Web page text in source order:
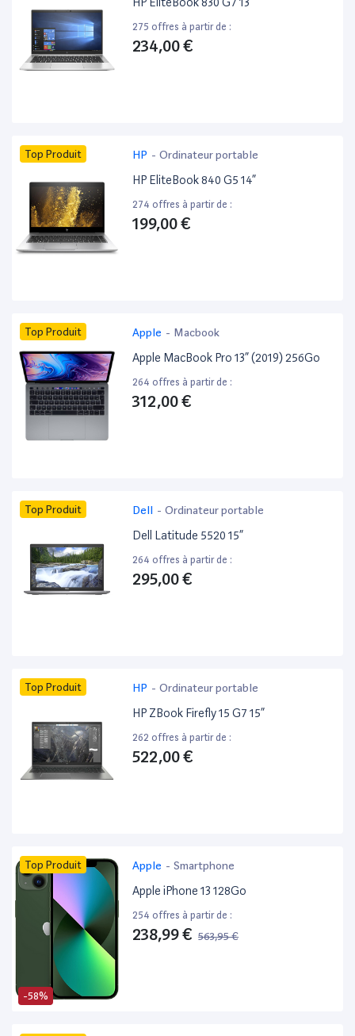
275 offres à partir de :
234,00 €
Top Produit HP - Ordinateur portable
HP EliteBook 840 G5 14”
274 offres à partir de :
199,00 €
Top Produit Apple - Macbook
Apple MacBook Pro 13” (2019) 256Go
264 offres à partir de :
312,00 €
Top Produit Dell - Ordinateur portable
Dell Latitude 5520 15”
264 offres à partir de :
295,00 €
Top Produit HP - Ordinateur portable
HP ZBook Firefly 15 G7 15”
262 offres à partir de :
522,00 €
-58%
Top Produit Apple - Smartphone
Apple iPhone 13 128Go
254 offres à partir de :
238,99 € 563,95 €